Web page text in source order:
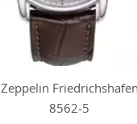
Zeppelin
8562-5